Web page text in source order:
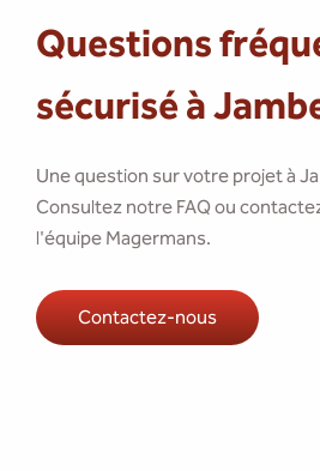
Questions
sécurisé à
Une question sur votre projet à
Consultez notre FAQ ou
l'équipe Magermans.
Contactez-nous